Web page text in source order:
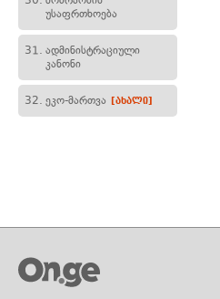
უსაფრთხოება
31. ადმინისტრაციული
კანონი
32. ეკო-მართვა [ახალი]